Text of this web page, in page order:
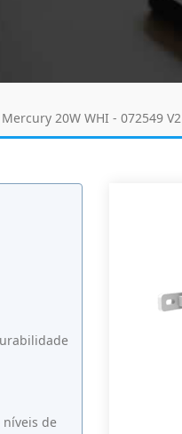
20W WHI - 072549 V2
níveis de